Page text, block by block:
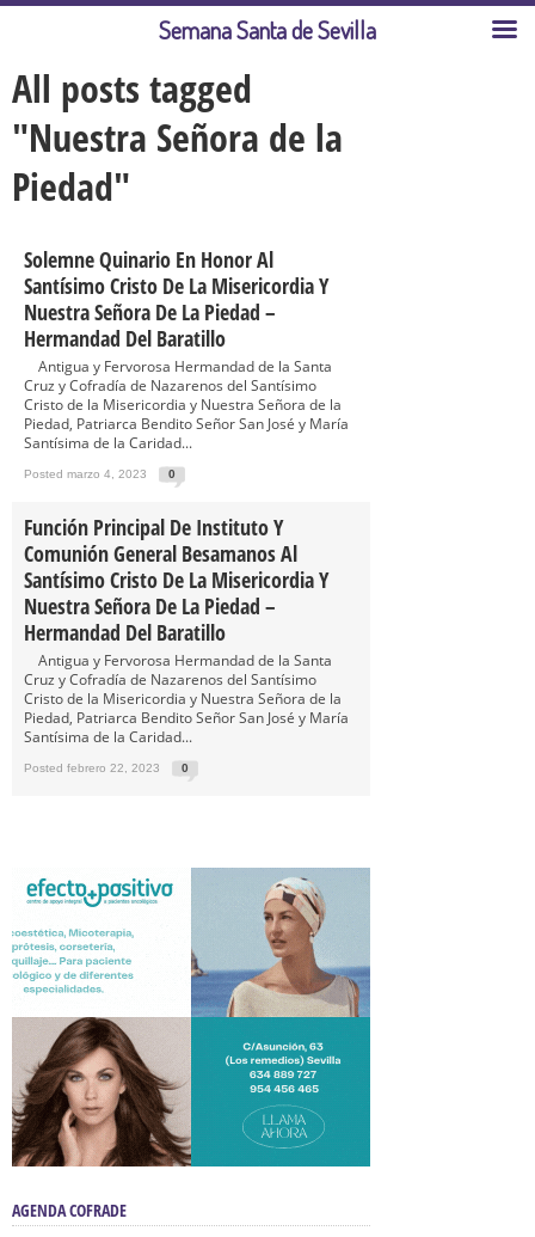
All posts tagged
"Nuestra Señora de la
Piedad"
Solemne Quinario En Honor Al
Santísimo Cristo De La Misericordia Y
Nuestra Señora De La Piedad –
Hermandad Del Baratillo
Antigua y Fervorosa Hermandad de la Santa
Cruz y Cofradía de Nazarenos del Santísimo
Cristo de la Misericordia y Nuestra Señora de la
Piedad, Patriarca Bendito Señor San José y María
Santísima de la Caridad...
Posted marzo 4, 2023 0
Función Principal De Instituto Y
Comunión General Besamanos Al
Santísimo Cristo De La Misericordia Y
Nuestra Señora De La Piedad –
Hermandad Del Baratillo
Antigua y Fervorosa Hermandad de la Santa
Cruz y Cofradía de Nazarenos del Santísimo
Cristo de la Misericordia y Nuestra Señora de la
Piedad, Patriarca Bendito Señor San José y María
Santísima de la Caridad...
Posted febrero 22, 2023 0
AGENDA COFRADE
Semana Santa de Sevilla